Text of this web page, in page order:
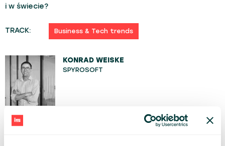
i w świecie?
TRACK: Business & Tech trends
KONRAD WEISKE
SPYROSOFT